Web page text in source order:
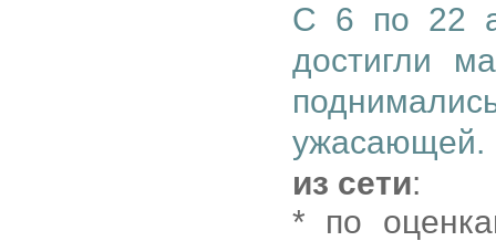
С 6 по 22
достигли
ужасающей.
из сети:
* по